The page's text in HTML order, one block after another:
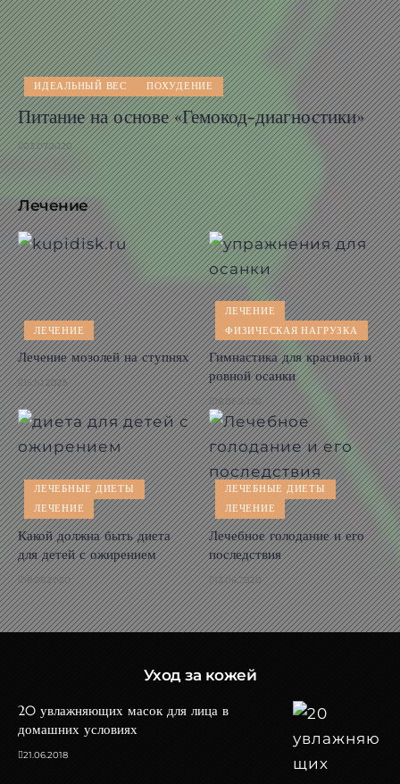
ИДЕАЛЬНЫЙ ВЕС ПОХУДЕНИЕ
Питание на основе «Гемокод-диагностики»
03.07.2020
Лечение
ЛЕЧЕНИЕ
Лечение мозолей на ступнях
15.10.2025
ЛЕЧЕНИЕ
ФИЗИЧЕСКАЯ НАГРУЗКА
Гимнастика для красивой и
ровной осанки
18.06.2020
ЛЕЧЕБНЫЕ ДИЕТЫ
ЛЕЧЕНИЕ
Какой должна быть диета
для детей с ожирением
18.06.2020
ЛЕЧЕБНЫЕ ДИЕТЫ
ЛЕЧЕНИЕ
Лечебное голодание и его
последствия
13.06.2020
Уход за кожей
20 увлажняющих масок для лица в
домашних условиях
21.06.2018